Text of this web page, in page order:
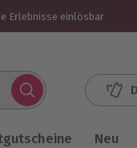
Erlebnisse einlösbar
Neu